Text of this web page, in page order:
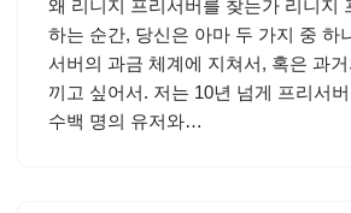
왜 리니지 프리서버를 찾는가 리니지
하는 순간, 당신은 아마 두 가지 중 하
서버의 과금 체계에 지쳐서, 혹은 과
끼고 싶어서. 저는 10년 넘게 프리서
수백 명의 유저와…